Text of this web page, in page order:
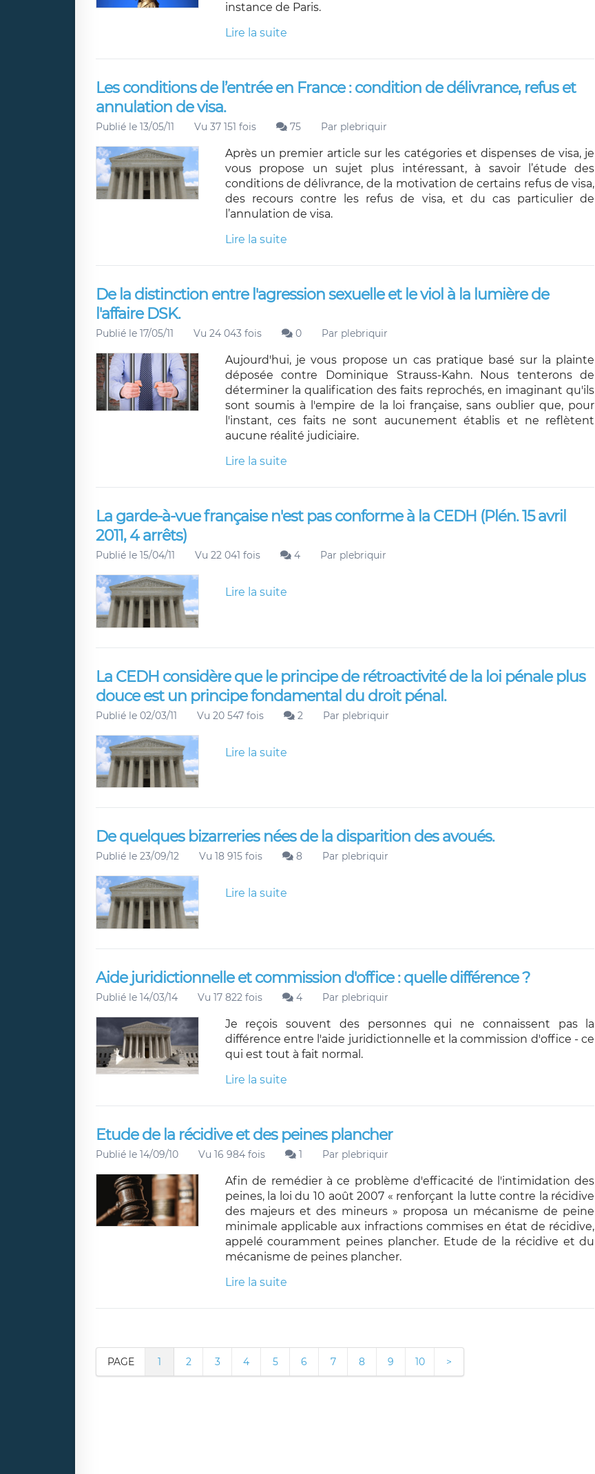
instance de Paris.
Lire la suite
Les conditions de l’entrée en France : condition de délivrance, refus et
annulation de visa.
Publié le 13/05/11 Vu 37 151 fois 75 Par plebriquir
Après un premier article sur les catégories et dispenses de visa, je
vous propose un sujet plus intéressant, à savoir l’étude des
conditions de délivrance, de la motivation de certains refus de visa,
des recours contre les refus de visa, et du cas particulier de
l’annulation de visa.
Lire la suite
De la distinction entre l'agression sexuelle et le viol à la lumière de
l'affaire DSK.
Publié le 17/05/11 Vu 24 043 fois 0 Par plebriquir
Aujourd'hui, je vous propose un cas pratique basé sur la plainte
déposée contre Dominique Strauss-Kahn. Nous tenterons de
déterminer la qualification des faits reprochés, en imaginant qu'ils
sont soumis à l'empire de la loi française, sans oublier que, pour
l'instant, ces faits ne sont aucunement établis et ne reflètent
aucune réalité judiciaire.
Lire la suite
La garde-à-vue française n'est pas conforme à la CEDH (Plén. 15 avril
2011, 4 arrêts)
Publié le 15/04/11 Vu 22 041 fois 4 Par plebriquir
Lire la suite
La CEDH considère que le principe de rétroactivité de la loi pénale plus
douce est un principe fondamental du droit pénal.
Publié le 02/03/11 Vu 20 547 fois 2 Par plebriquir
Lire la suite
De quelques bizarreries nées de la disparition des avoués.
Publié le 23/09/12 Vu 18 915 fois 8 Par plebriquir
Lire la suite
Aide juridictionnelle et commission d'office : quelle différence ?
Publié le 14/03/14 Vu 17 822 fois 4 Par plebriquir
Je reçois souvent des personnes qui ne connaissent pas la
différence entre l'aide juridictionnelle et la commission d'office - ce
qui est tout à fait normal.
Lire la suite
Etude de la récidive et des peines plancher
Publié le 14/09/10 Vu 16 984 fois 1 Par plebriquir
Afin de remédier à ce problème d'efficacité de l'intimidation des
peines, la loi du 10 août 2007 « renforçant la lutte contre la récidive
des majeurs et des mineurs » proposa un mécanisme de peine
minimale applicable aux infractions commises en état de récidive,
appelé couramment peines plancher. Etude de la récidive et du
mécanisme de peines plancher.
Lire la suite
PAGE 1 2 3 4 5 6 7 8 9 10 >